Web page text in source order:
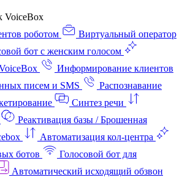
VoiceBox
роботом
Виртуальный оператор
бот с женским голосом
Информирование клиентов
писем и SMS
Распознавание
Синтез речи
Реактивация базы / Брошенная
Автоматизация кол‑центра
ботов
Голосовой бот для
Автоматический исходящий обзвон